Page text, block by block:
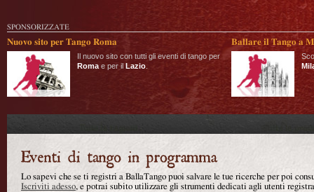
SPONSORIZZATE
Nuovo sito per Tango Roma
Il nuovo sito con tutti gli eventi di tango per
Roma e per il Lazio
Ballare il Tango a
Lo sapevi che se ti registri a BallaTango puoi salvare le tue ricerche per poi
Iscriviti adesso, e potrai subito utilizzare gli strumenti dedicati agli utenti